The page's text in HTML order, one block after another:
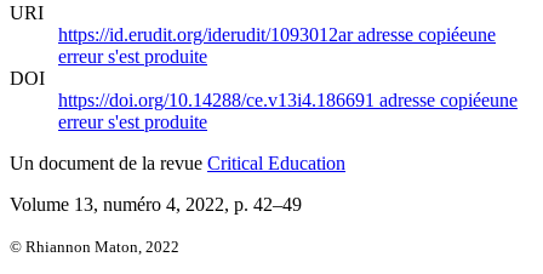
URI
https://id.erudit.org/iderudit/1093012aradresse copiéeune
erreur s'est produite
DOI
https://doi.org/10.14288/ce.v13i4.186691 adresse copiéeune
erreur s'est produite
Un document de la revue Critical Education
Volume 13, numéro 4, 2022, p. 42–49
© Rhiannon Maton, 2022